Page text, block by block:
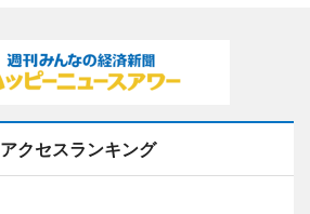
アクセスランキング